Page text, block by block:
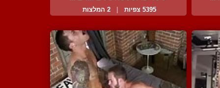
5395 צפיות | 2 המלצות